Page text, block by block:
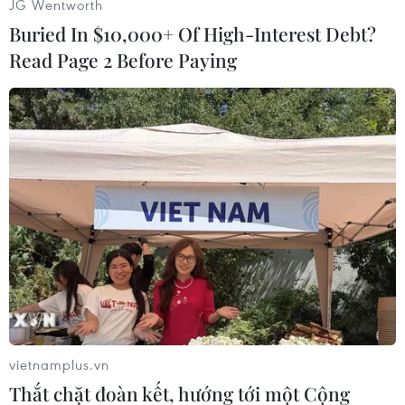
tố Ukraine dội 'mưa tên lửa'./.
#Cháy ở Trung Kính
#Cháy nhà trọ
JG Wentworth
Buried In $10,000+ Of High-Interest Debt?
Read Page 2 Before Paying
vietnamplus.vn
Thắt chặt đoàn kết, hướng tới một Cộng